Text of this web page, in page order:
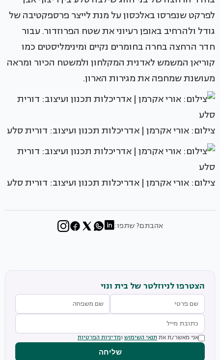
לפרקט שנפרסו באלכסון על מנת לייצר פרספקטיבה של
גודל ולהרחיב באופן רעיוני את שטח הפרוזדור. עבור
חדר הרחצה בחרה בחומרים נקיים ומינימליסטים כמו
קוריאן המשמש לאדנית המקלחון ולמשטח הכיור ומראה
מעושנת שמחפה את מגירות הארון.
צילום: אורי אקרמן | אדריכלות תכנון ועיצוב: דורית סלע
צילום: אורי אקרמן | אדריכלות תכנון ועיצוב: דורית סלע
אהבתם? שתפו:
הצטרפו לניוזלטר של בית ונוי
אני מאשר/ת את תנאי השימוש ומדיניות הפרטיות
שליחה